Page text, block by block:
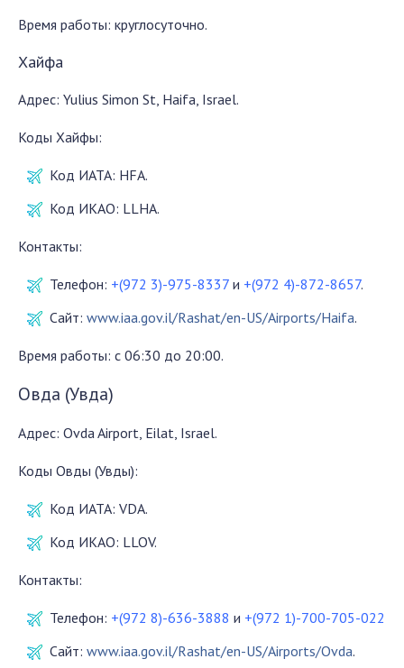
Время работы: круглосуточно.
Хайфа
Адрес: Yulius Simon St, Haifa, Israel.
Коды Хайфы:
Код ИАТА: HFA.
Код ИКАО: LLHA.
Контакты:
Телефон: +(972 3)-975-8337 и +(972 4)-872-8657.
Сайт: www.iaa.gov.il/Rashat/en-US/Airports/Haifa.
Время работы: с 06:30 до 20:00.
Овда (Увда)
Адрес: Ovda Airport, Eilat, Israel.
Коды Овды (Увды):
Код ИАТА: VDA.
Код ИКАО: LLOV.
Контакты:
Телефон: +(972 8)-636-3888 и +(972 1)-700-705-022
Сайт: www.iaa.gov.il/Rashat/en-US/Airports/Ovda.